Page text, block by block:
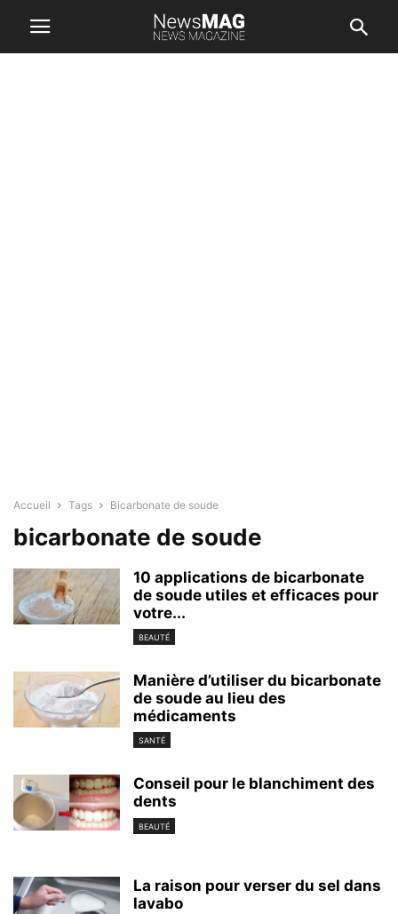
Accueil Tags Bicarbonate de soude
bicarbonate de soude
10 applications de bicarbonate
de soude utiles et efficaces pour
votre...
BEAUTÉ
Manière d’utiliser du bicarbonate
de soude au lieu des
médicaments
SANTÉ
Conseil pour le blanchiment des
dents
BEAUTÉ
La raison pour verser du sel dans
lavabo